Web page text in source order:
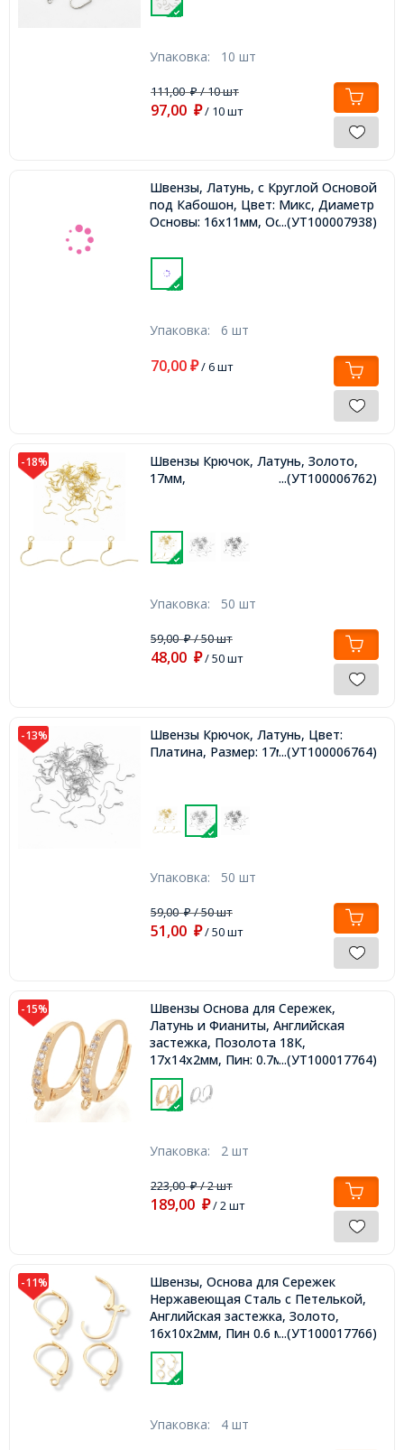
Упаковка: 10 шт
111,00₽/ 10 шт
97,00 ₽/ 10 шт
Швензы, Латунь, c Круглой Основой
под Кабошон, Цвет: Микс, Диаметр
Основы: 16х11мм, Основа: 6мм,
...(УТ100007938)
Упаковка: 6 шт
70,00 ₽/ 6 шт
-18%
Швензы Крючок, Латунь, Золото,
17мм,
...(УТ100006762)
Упаковка: 50 шт
59,00₽/ 50 шт
48,00 ₽/ 50 шт
-13%
Швензы Крючок, Латунь, Цвет:
Платина, Размер: 17мм,...(УТ100006764)
Упаковка: 50 шт
59,00₽/ 50 шт
51,00 ₽/ 50 шт
-15%
Швензы Основа для Сережек,
Латунь и Фианиты, Английская
застежка, Позолота 18К,
17х14х2мм, Пин: 0.7мм...(УТ100017764)
Упаковка: 2 шт
223,00₽/ 2 шт
189,00 ₽/ 2 шт
-11%
Швензы, Основа для Сережек
Нержавеющая Сталь c Петелькой,
Английская застежка, Золото,
16х10х2мм, Пин 0.6 мм, Отверстие
1,4мм,
...(УТ100017766)
Упаковка: 4 шт